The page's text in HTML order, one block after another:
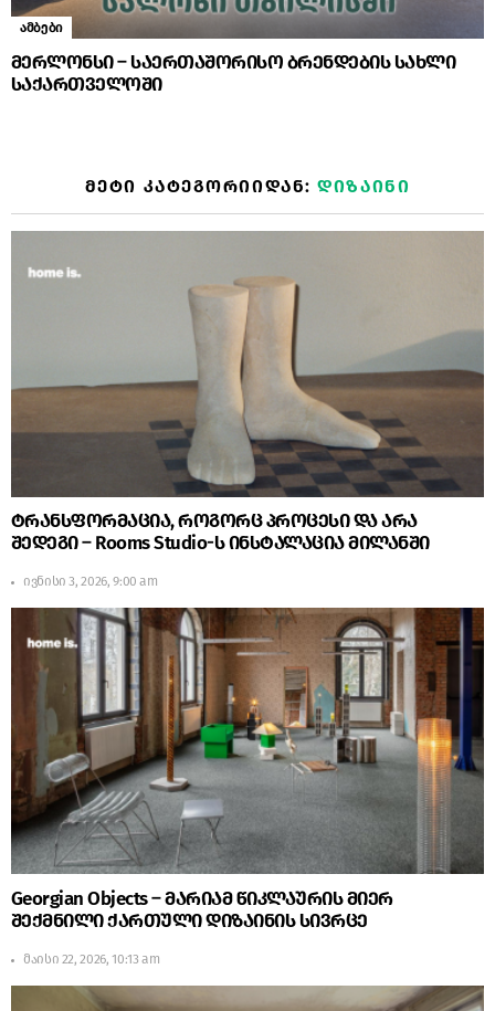
ამბები
მერლონსი – საერთაშორისო ბრენდების სახლი
საქართველოში
ᲛᲔᲢᲘ ᲙᲐᲢᲔᲒᲝᲠᲘᲘᲓᲐᲜ:ᲓᲘᲖᲐᲘᲜᲘ
ტრანსფორმაცია, როგორც პროცესი და არა
შედეგი – Rooms Studio-ს ინსტალაცია მილანში
ივნისი 3, 2026, 9:00 am
Georgian Objects – მარიამ წიკლაურის მიერ
შექმნილი ქართული დიზაინის სივრცე
მაისი 22, 2026, 10:13 am